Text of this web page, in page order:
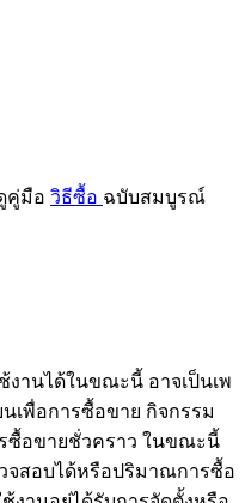
ประกัน
คู่มือ วิธีซื้อ ฉบับสมบูรณ์
งานได้ในขณะนี้ อาจเป็นเพ
นเพื่อการซื้อขาย กิจกรรม
ซื้อขายชั่วคราว ในขณะนี้
จสอบได้หรือปริมาณการซื้อ